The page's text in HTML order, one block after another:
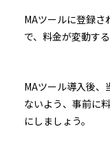
MAツールに登録
で、料金が変動す
MAツール導入後
ないよう、事前に
にしましょう。